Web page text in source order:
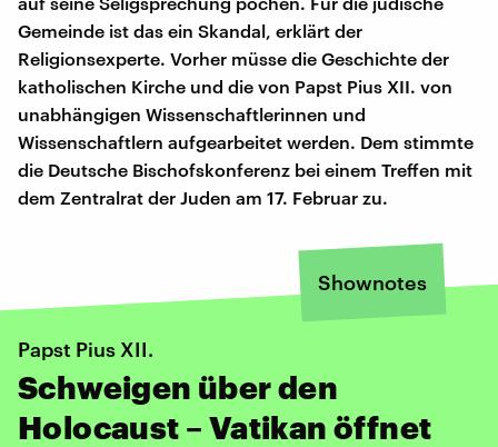
Gemeinde ist das ein Skandal, erklärt der
Religionsexperte. Vorher müsse die Geschichte der
katholischen Kirche und die von Papst Pius XII. von
unabhängigen Wissenschaftlerinnen und
Wissenschaftlern aufgearbeitet werden. Dem stimmte
die Deutsche Bischofskonferenz bei einem Treffen mit
dem Zentralrat der Juden am 17. Februar zu.
Shownotes
Papst Pius XII.
Schweigen über den
Holocaust – Vatikan öffnet